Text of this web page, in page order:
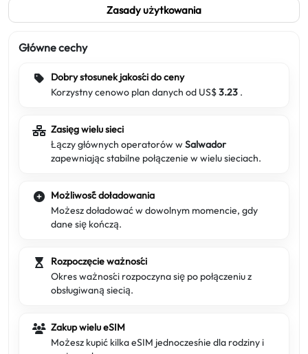
Zasady użytkowania
Główne cechy
Dobry stosunek jakości do ceny
Korzystny cenowo plan danych od US$3.23 .
Zasięg wielu sieci
Łączy głównych operatorów wSalwador
zapewniając stabilne połączenie w wielu sieciach.
Możliwość doładowania
Możesz doładować w dowolnym momencie, gdy
dane się kończą.
Rozpoczęcie ważności
Okres ważności rozpoczyna się po połączeniu z
obsługiwaną siecią.
Zakup wielu eSIM
Możesz kupić kilka eSIM jednocześnie dla rodziny i